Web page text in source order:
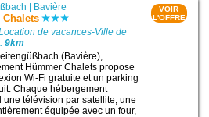
| Bavière
Chalets
de vacances-Ville de
:9km
(Bavière),
Hümmer Chalets propose
Wi-Fi gratuite et un parking
Chaque hébergement
une télévision par satellite, une
équipée avec un four,
VOIR
L'OFFRE